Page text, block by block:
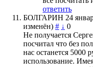
ответить
БОЛГАРИН 24
изменён) # ↓ 0
Не получается
посчитал что без
нас останется 5000
использование.